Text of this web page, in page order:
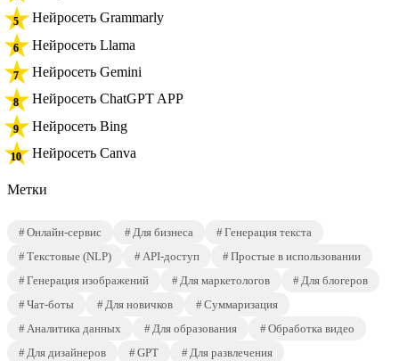
Нейросеть Grammarly
Нейросеть Llama
Нейросеть Gemini
Нейросеть ChatGPT APP
Нейросеть Bing
Нейросеть Canva
Метки
Онлайн-сервис Для бизнеса
Генерация текста
Текстовые (NLP)
API-доступ
Простые в использовании
Генерация изображений
Для маркетологов
Для блогеров
Чат-боты
Для новичков
Суммаризация
Аналитика данных
Для образования
Обработка видео
Для дизайнеров
GPT
Для развлечения